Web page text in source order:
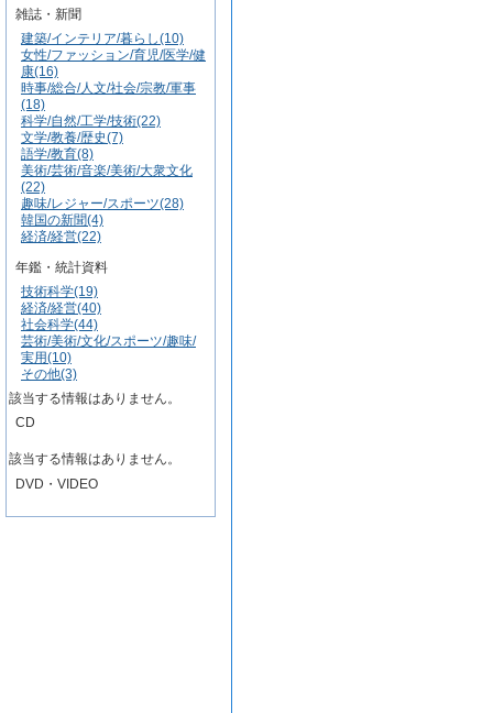
雑誌・新聞
建築/インテリア/暮らし(10)
女性/ファッション/育児/医学/健
康(16)
時事/総合/人文/社会/宗教/軍事
(18)
科学/自然/工学/技術(22)
文学/教養/歴史(7)
語学/教育(8)
美術/芸術/音楽/美術/大衆文化
(22)
趣味/レジャー/スポーツ(28)
韓国の新聞(4)
経済/経営(22)
年鑑・統計資料
技術科学(19)
経済/経営(40)
社会科学(44)
芸術/美術/文化/スポーツ/趣味/
実用(10)
その他(3)
該当する情報はありません。
CD
該当する情報はありません。
DVD・VIDEO